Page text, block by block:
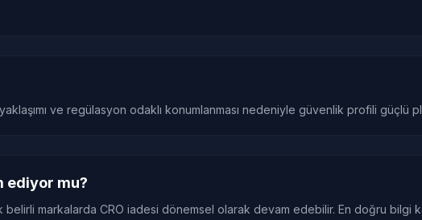
ve regülasyon odaklı konumlanması nedeniyle güvenlik profili güçlü
ediyor mu?
markalarda CRO iadesi dönemsel olarak devam edebilir. En doğru bilgi